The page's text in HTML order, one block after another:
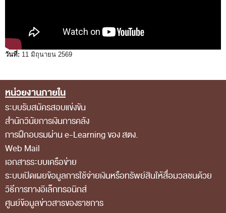
รองผู้ตรวจเงินแผ่นดิน (สตภ.1-15)
ที่ปรึกษาประจำสำนักงาน
หน้าที่และอำนาจ และการแบ่งส่วนราชการ
หน้าที่และอำนาจ
โครงสร้างหน่วยงาน
ภาพรวม
ส่วนกลาง
ส่วนภูมิภาค
คณะกรรมการตรวจสอบของสำนักงานการตรวจเงิน
วันที่: 11 มิถุนายน 2569
Footer Menu
หน่วยงานภายใน
ระบบรับสมัครสอบแข่งขัน
สำนักวินัยการเงินการคลัง
การฝึกอบรมผ่าน e-Learning ของ สตง.
Web Mail
เอกสารระบบเครือข่าย
ระบบเปิดเผยข้อมูลการใช้จ่ายเงินหรือทรัพย์สินให้สื่อมวลชนด้วย
วิธีการทางอิเล็กทรอนิกส์
ศูนย์ข้อมูลข่าวสารของราชการ